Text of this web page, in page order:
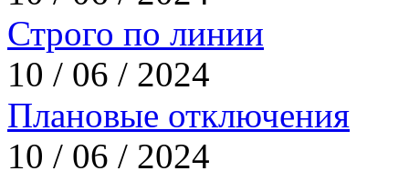
Строго по линии
10 / 06 / 2024
Плановые отключения
10 / 06 / 2024